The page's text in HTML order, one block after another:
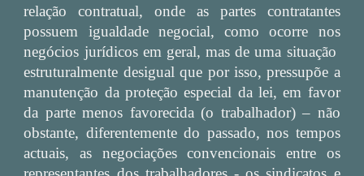
relação contratual, onde as partes contratantes
possuem igualdade negocial, como ocorre nos
negócios jurídicos em geral, mas de uma situação
estruturalmente desigual que por isso, pressupõe a
manutenção da proteção especial da lei, em favor
da parte menos favorecida (o trabalhador) – não
obstante, diferentemente do passado, nos tempos
actuais, as negociações convencionais entre os